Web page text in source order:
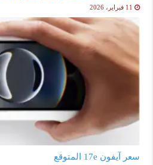
11 فبراير، 2026
سعر آيفون 17e المتوقع